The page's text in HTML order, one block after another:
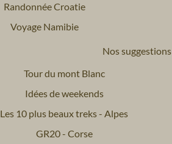
Randonnée Croatie
Voyage Namibie
Nos suggestions
Tour du mont Blanc
Idées de weekends
Les 10 plus beaux treks - Alpes
GR20 - Corse